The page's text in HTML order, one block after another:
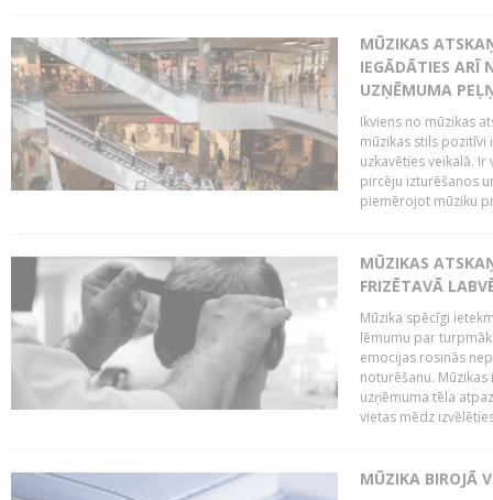
MŪZIKAS
IEGĀDĀTIES ARĪ
UZŅĒMUMA
Ikviens no mūzikas
mūzikas stils pozitīvi
uzkavēties veikalā.
pircēju izturēšanos
piemērojot mūziku
MŪZIKAS
FRIZĒTAVĀ
Mūzika spēcīgi
lēmumu par
emocijas rosinās
noturēšanu.
uzņēmuma tēla
vietas mēdz
MŪZIKA BIROJĀ